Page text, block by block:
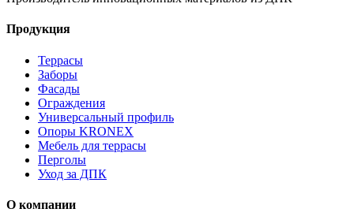
Продукция
Террасы
Заборы
Фасады
Ограждения
Универсальный профиль
Опоры KRONEX
Мебель для террасы
Перголы
Уход за ДПК
О компании